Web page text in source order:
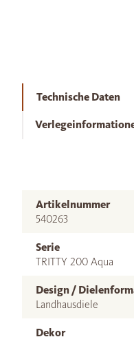
Technische Daten
Artikelnummer
540263
Serie
TRITTY 200 Aqua
Design /
Landhausdiele
Dekor